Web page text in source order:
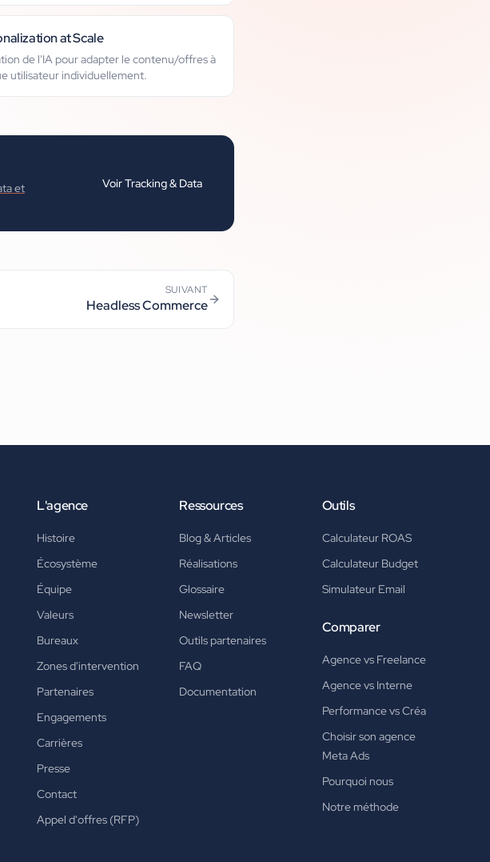
at Scale
de l'IA pour adapter le contenu/offres à
utilisateur individuellement.
et
VoirTracking & Data
SUIVANT
Headless Commerce
L'agence
Histoire
Écosystème
Équipe
Valeurs
Bureaux
Zones d'intervention
Partenaires
Engagements
Carrières
Presse
Contact
Appel d'offres (RFP)
Ressources
Blog & Articles
Réalisations
Glossaire
Newsletter
Outils partenaires
FAQ
Documentation
Outils
Calculateur ROAS
Calculateur Budget
Simulateur Email
Comparer
Agence vs Freelance
Agence vs Interne
Performance vs Créa
Choisir son agence
Meta Ads
Pourquoi nous
Notre méthode